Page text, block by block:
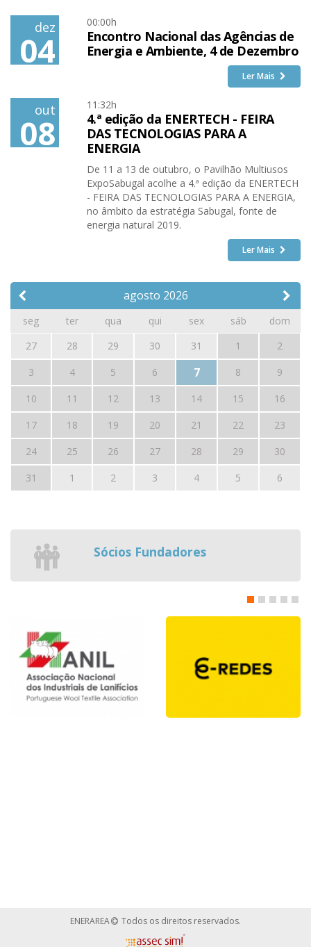
dez
04
00:00h
Encontro Nacional das Agências de
Energia e Ambiente, 4 de Dezembro
Ler Mais
out
08
11:32h
4.ª edição da ENERTECH - FEIRA
DAS TECNOLOGIAS PARA A
ENERGIA
De 11 a 13 de outubro, o Pavilhão Multiusos
ExpoSabugal acolhe a 4.ª edição da ENERTECH
- FEIRA DAS TECNOLOGIAS PARA A ENERGIA,
no âmbito da estratégia Sabugal, fonte de
energia natural 2019.
Ler Mais
agosto 2026
seg ter qua qui sex sáb
dom
27
28 29 30 31 1
2
3
4 5 6 7 8
9
10
11 12 13 14 15
16
17
18 19 20 21 22
23
24
25 26 27 28 29
30
31
1 2 3 4 5 6
Sócios Fundadores
ENERAREA Todos os direitos reservados.